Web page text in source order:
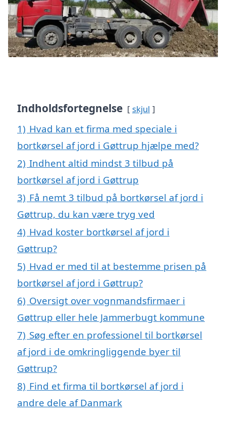
Indholdsfortegnelse skjul
1) Hvad kan et firma med speciale i
bortkørsel af jord i Gøttrup hjælpe med?
2) Indhent altid mindst 3 tilbud på
bortkørsel af jord i Gøttrup
3) Få nemt 3 tilbud på bortkørsel af jord i
Gøttrup, du kan være tryg ved
4) Hvad koster bortkørsel af jord i
Gøttrup?
5) Hvad er med til at bestemme prisen på
bortkørsel af jord i Gøttrup?
6) Oversigt over vognmandsfirmaer i
Gøttrup eller hele Jammerbugt kommune
7) Søg efter en professionel til bortkørsel
af jord i de omkringliggende byer til
Gøttrup?
8) Find et firma til bortkørsel af jord i
andre dele af Danmark